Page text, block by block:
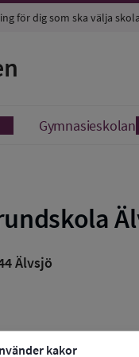
kakor
för dig som ska välja
Gymnasieskolan
Älvsjö